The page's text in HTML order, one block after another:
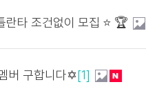
란타 조건없이 모집 ⭐️ 🏆
버 구합니다✡️[1]